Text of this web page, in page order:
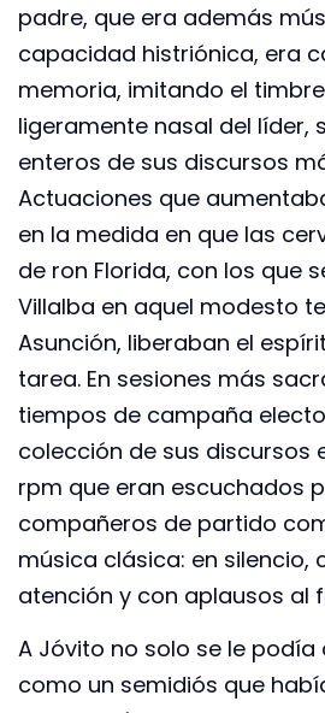
padre, que era además
capacidad histriónica, era
memoria, imitando el
ligeramente nasal del líder,
enteros de sus discursos
Actuaciones que
en la medida en que las
de ron Florida, con los que
Villalba en aquel modesto
Asunción, liberaban el
tarea. En sesiones más
tiempos de campaña
colección de sus discursos
rpm que eran escuchados
compañeros de partido
música clásica: en silencio,
atención y con aplausos al
A Jóvito no solo se le
como un semidiós que